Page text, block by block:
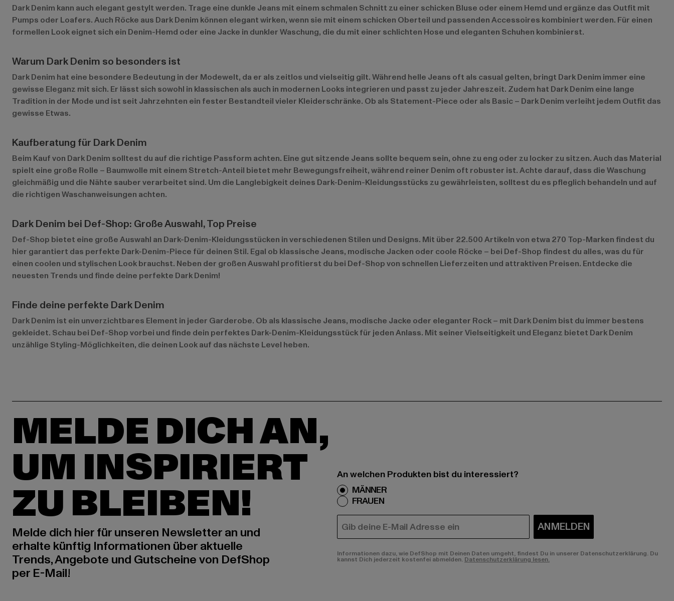
Dark Denim kann auch elegant gestylt werden. Trage eine dunkle Jeans mit einem schmalen Schnitt zu einer schicken Bluse oder einem Hemd und ergänze das Outfit mit
Pumps oder Loafers. Auch Röcke aus Dark Denim können elegant wirken, wenn sie mit einem schicken Oberteil und passenden Accessoires kombiniert werden. Für einen
formellen Look eignet sich ein Denim-Hemd oder eine Jacke in dunkler Waschung, die du mit einer schlichten Hose und eleganten Schuhen kombinierst.
Warum Dark Denim so besonders ist
Dark Denim hat eine besondere Bedeutung in der Modewelt, da er als zeitlos und vielseitig gilt. Während helle Jeans oft als casual gelten, bringt Dark Denim immer eine
gewisse Eleganz mit sich. Er lässt sich sowohl in klassischen als auch in modernen Looks integrieren und passt zu jeder Jahreszeit. Zudem hat Dark Denim eine lange
Tradition in der Mode und ist seit Jahrzehnten ein fester Bestandteil vieler Kleiderschränke. Ob als Statement-Piece oder als Basic – Dark Denim verleiht jedem Outfit das
gewisse Etwas.
Kaufberatung für Dark Denim
Beim Kauf von Dark Denim solltest du auf die richtige Passform achten. Eine gut sitzende Jeans sollte bequem sein, ohne zu eng oder zu locker zu sitzen. Auch das Material
spielt eine große Rolle – Baumwolle mit einem Stretch-Anteil bietet mehr Bewegungsfreiheit, während reiner Denim oft robuster ist. Achte darauf, dass die Waschung
gleichmäßig und die Nähte sauber verarbeitet sind. Um die Langlebigkeit deines Dark-Denim-Kleidungsstücks zu gewährleisten, solltest du es pfleglich behandeln und auf
die richtigen Waschanweisungen achten.
Dark Denim bei Def-Shop: Große Auswahl, Top Preise
Def-Shop bietet eine große Auswahl an Dark-Denim-Kleidungsstücken in verschiedenen Stilen und Designs. Mit über 22.500 Artikeln von etwa 270 Top-Marken findest du
hier garantiert das perfekte Dark-Denim-Piece für deinen Stil. Egal ob klassische Jeans, modische Jacken oder coole Röcke – bei Def-Shop findest du alles, was du für
einen coolen und stylischen Look brauchst. Neben der großen Auswahl profitierst du bei Def-Shop von schnellen Lieferzeiten und attraktiven Preisen. Entdecke die
neuesten Trends und finde deine perfekte Dark Denim!
Finde deine perfekte Dark Denim
Dark Denim ist ein unverzichtbares Element in jeder Garderobe. Ob als klassische Jeans, modische Jacke oder eleganter Rock – mit Dark Denim bist du immer bestens
gekleidet. Schau bei Def-Shop vorbei und finde dein perfektes Dark-Denim-Kleidungsstück für jeden Anlass. Mit seiner Vielseitigkeit und Eleganz bietet Dark Denim
unzählige Styling-Möglichkeiten, die deinen Look auf das nächste Level heben.
MELDE DICH AN,
UM INSPIRIERT
ZU BLEIBEN!
Melde dich hier für unseren Newsletter an und
erhalte künftig Informationen über aktuelle
Trends, Angebote und Gutscheine von DefShop
per E-Mail!
An welchen Produkten bist du interessiert?
MÄNNER
FRAUEN
E-MAIL ANMELDEN
Informationen dazu, wie DefShop mit Deinen Daten umgeht, findest Du in unserer Datenschutzerklärung. Du
kannst Dich jederzeit kostenfei abmelden. Datenschutzerklärung lesen.